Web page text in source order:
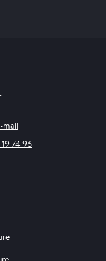
mail
74 96